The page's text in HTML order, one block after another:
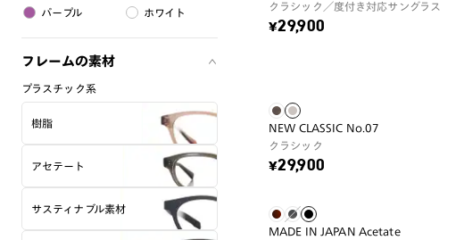
パープル ホワイト
フレームの素材
プラスチック系
樹脂
アセテート
サスティナブル素材
クラシック／度付き対応サングラス
¥29,900
NEW CLASSIC No.07
クラシック
¥29,900
MADE IN JAPAN Acetate